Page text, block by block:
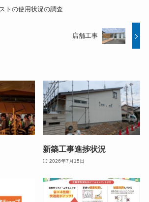
トの使用状況の調査
店舗工事
新築工事進捗状況
2026年7月15日